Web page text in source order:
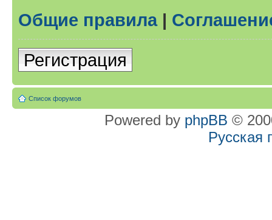
Общие правила|
Регистрация
Список форумов
Powered by phpBB ©
Русская